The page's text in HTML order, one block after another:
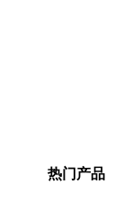
热门产品